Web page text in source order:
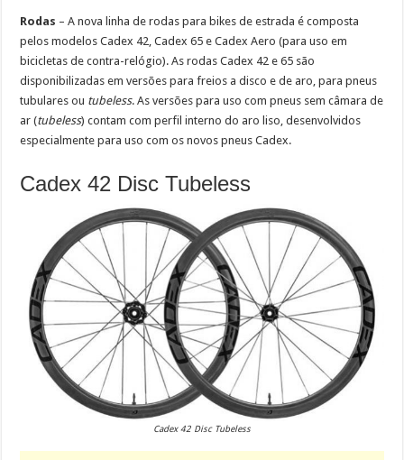
Rodas – A nova linha de rodas para bikes de estrada é composta
pelos modelos Cadex 42, Cadex 65 e Cadex Aero (para uso em
bicicletas de contra-relógio). As rodas Cadex 42 e 65 são
disponibilizadas em versões para freios a disco e de aro, para pneus
tubulares ou tubeless. As versões para uso com pneus sem câmara de
ar (tubeless) contam com perfil interno do aro liso, desenvolvidos
especialmente para uso com os novos pneus Cadex.
Cadex 42 Disc Tubeless
Cadex 42 Disc Tubeless